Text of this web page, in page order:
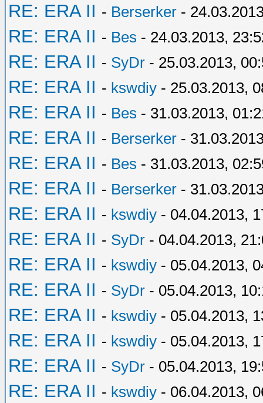
RE: ERA II - Berserker -
RE: ERA II - Bes - 24.03.2013,
RE: ERA II - SyDr - 25.03.2013,
RE: ERA II - kswdiy - 25.03.2013,
RE: ERA II - Bes - 31.03.2013,
RE: ERA II - Berserker -
RE: ERA II - Bes - 31.03.2013,
RE: ERA II - Berserker -
RE: ERA II - kswdiy - 04.04.2013,
RE: ERA II - SyDr - 04.04.2013,
RE: ERA II - kswdiy - 05.04.2013,
RE: ERA II - SyDr - 05.04.2013,
RE: ERA II - kswdiy - 05.04.2013,
RE: ERA II - kswdiy - 05.04.2013,
RE: ERA II - SyDr - 05.04.2013,
RE: ERA II - kswdiy - 06.04.2013,